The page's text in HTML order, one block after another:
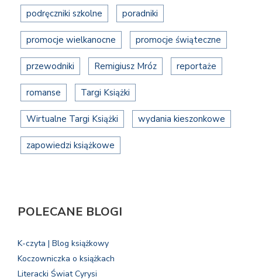
podręczniki szkolne poradniki
promocje wielkanocne promocje świąteczne
przewodniki Remigiusz Mróz reportaże
romanse Targi Książki
Wirtualne Targi Książki wydania kieszonkowe
zapowiedzi książkowe
POLECANE BLOGI
K-czyta | Blog książkowy
Koczowniczka o książkach
Literacki Świat Cyrysi